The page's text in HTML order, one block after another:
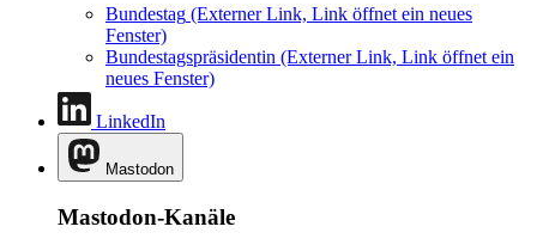
Bundestag (Externer Link, Link öffnet ein neues
Fenster)
Bundestagspräsidentin (Externer Link, Link öffnet ein
neues Fenster)
LinkedIn
Mastodon
Mastodon-Kanäle